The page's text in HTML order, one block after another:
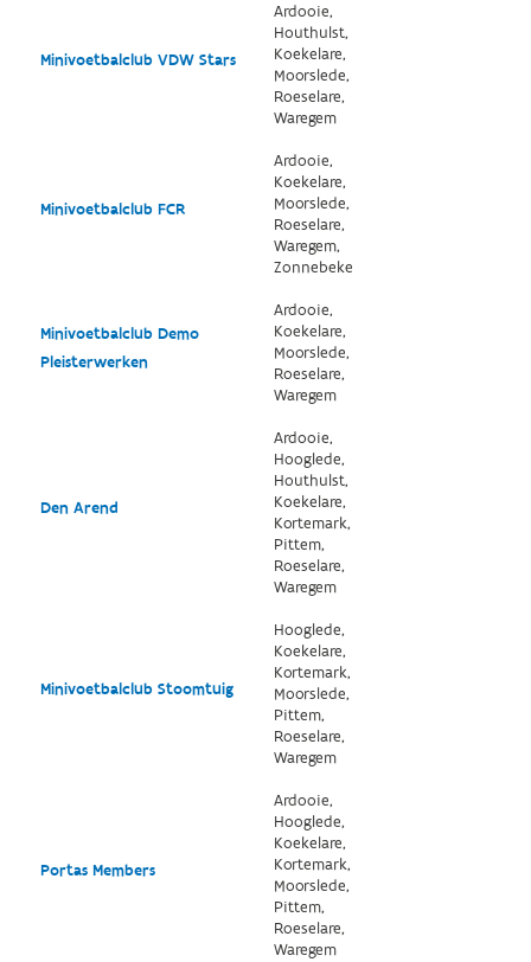
Minivoetbalclub VDW Stars
Ardooie,
Houthulst,
Koekelare,
Moorslede,
Roeselare,
Waregem
Minivoetbalclub FCR
Ardooie,
Koekelare,
Moorslede,
Roeselare,
Waregem,
Zonnebeke
Minivoetbalclub Demo
Pleisterwerken
Ardooie,
Koekelare,
Moorslede,
Roeselare,
Waregem
Den Arend
Ardooie,
Hooglede,
Houthulst,
Koekelare,
Kortemark,
Pittem,
Roeselare,
Waregem
Minivoetbalclub Stoomtuig
Hooglede,
Koekelare,
Kortemark,
Moorslede,
Pittem,
Roeselare,
Waregem
Portas Members
Ardooie,
Hooglede,
Koekelare,
Kortemark,
Moorslede,
Pittem,
Roeselare,
Waregem